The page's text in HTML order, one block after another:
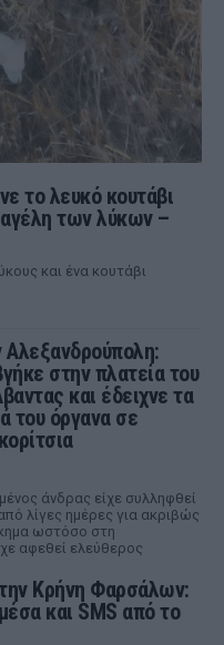
το λευκό κουτάβι
αγέλη των λύκων –
και ένα κουτάβι
Αλεξανδρούπολη:
στην πλατεία του
και έδειχνε τα
του όργανα σε
άνδρας είχε συλληφθεί
λίγες ημέρες για ακριβώς
ωστόσο στη
αφεθεί ελεύθερος
Κρήνη Φαρσάλων:
και SMS από το